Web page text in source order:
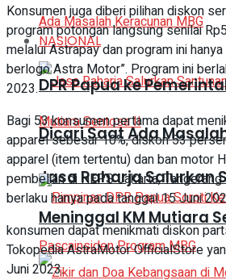
NASIONAL
Jasa Raharja Salurkan
Meninggal KM Mutiara
DPR Papua ke
Dicari Saat Ada
Konsumen juga diberi pilihan diskon
program potongan langsung senilai
melalui Astrapay dan program ini
berlogo Astra Motor”. Program ini
2023.
Bagi 53 konsumen pertama dapat
apparel sebesar 10%, diskon 53
apparel (item tertentu) dan ban motor
pembelian di HEPS Jakarta,
berlaku hanya pada tanggal 15 Juni
konsumen dapat menikmati diskon
Tokopedia AstraMotor OfficialStore
Juni 2023.